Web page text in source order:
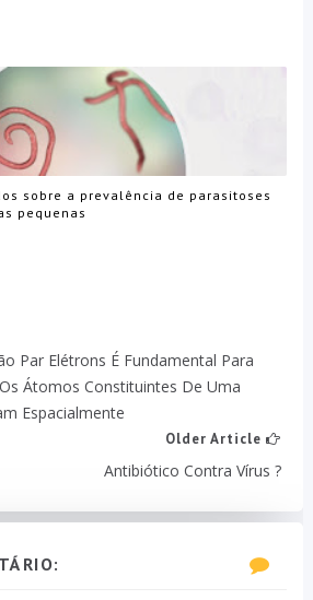
sobre a prevalência de parasitoses
pequenas
Par Elétrons É Fundamental Para
Átomos Constituintes De Uma
Espacialmente
Older Article
Antibiótico Contra Vírus ?